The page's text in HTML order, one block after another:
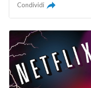
Condividi